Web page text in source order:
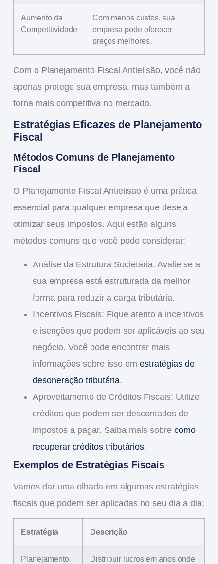
Aumento da
Competitividade
Com menos custos, sua
empresa pode oferecer
preços melhores.
Com o Planejamento Fiscal Antielisão, você não
apenas protege sua empresa, mas também a
torna mais competitiva no mercado.
Estratégias Eficazes de Planejamento
Fiscal
Métodos Comuns de Planejamento
Fiscal
O Planejamento Fiscal Antielisãoé uma prática
essencial para qualquer empresa que deseja
otimizar seus impostos. Aqui estão alguns
métodos comuns que você pode considerar:
Análise da Estrutura Societária: Avalie se a
sua empresa está estruturada da melhor
forma para reduzir a carga tributária.
Incentivos Fiscais: Fique atento a incentivos
e isenções que podem ser aplicáveis ao seu
negócio. Você pode encontrar mais
informações sobre isso em estratégias de
desoneração tributária.
Aproveitamento de Créditos Fiscais: Utilize
créditos que podem ser descontados de
impostos a pagar. Saiba mais sobre como
recuperar créditos tributários.
Exemplos de Estratégias Fiscais
Vamos dar uma olhada em algumas estratégias
fiscais que podem ser aplicadas no seu dia a dia:
Estratégia Descrição
Planejamento
Distribuir lucros em anos onde